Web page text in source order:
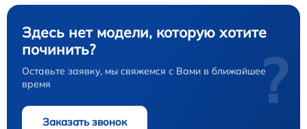
Здесь нет модели, которую хотите
починить?
Оставьте заявку, мы свяжемся с Вами в ближайшее
время
Заказать звонок
?